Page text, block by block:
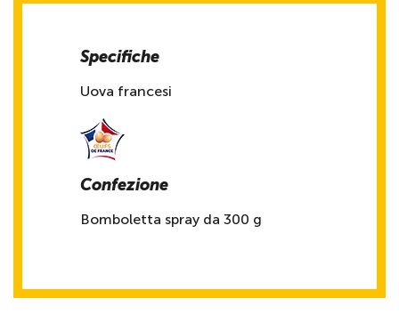
Specifiche
Uova francesi
Confezione
Bomboletta spray da 300 g